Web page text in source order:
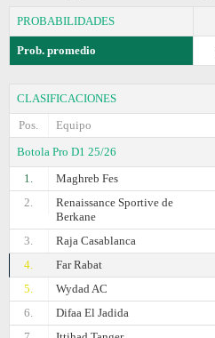
PROBABILIDADES
Prob. promedio
CLASIFICACIONES
Pos.
Equipo
Botola Pro D1 25/26
1.
Maghreb Fes
2.
Renaissance Sportive de
Berkane
3. Raja Casablanca
4.
Far Rabat
5.
Wydad AC
6.
Difaa El Jadida